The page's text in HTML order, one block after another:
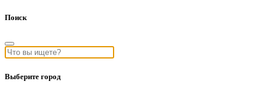
Поиск
Выберите город